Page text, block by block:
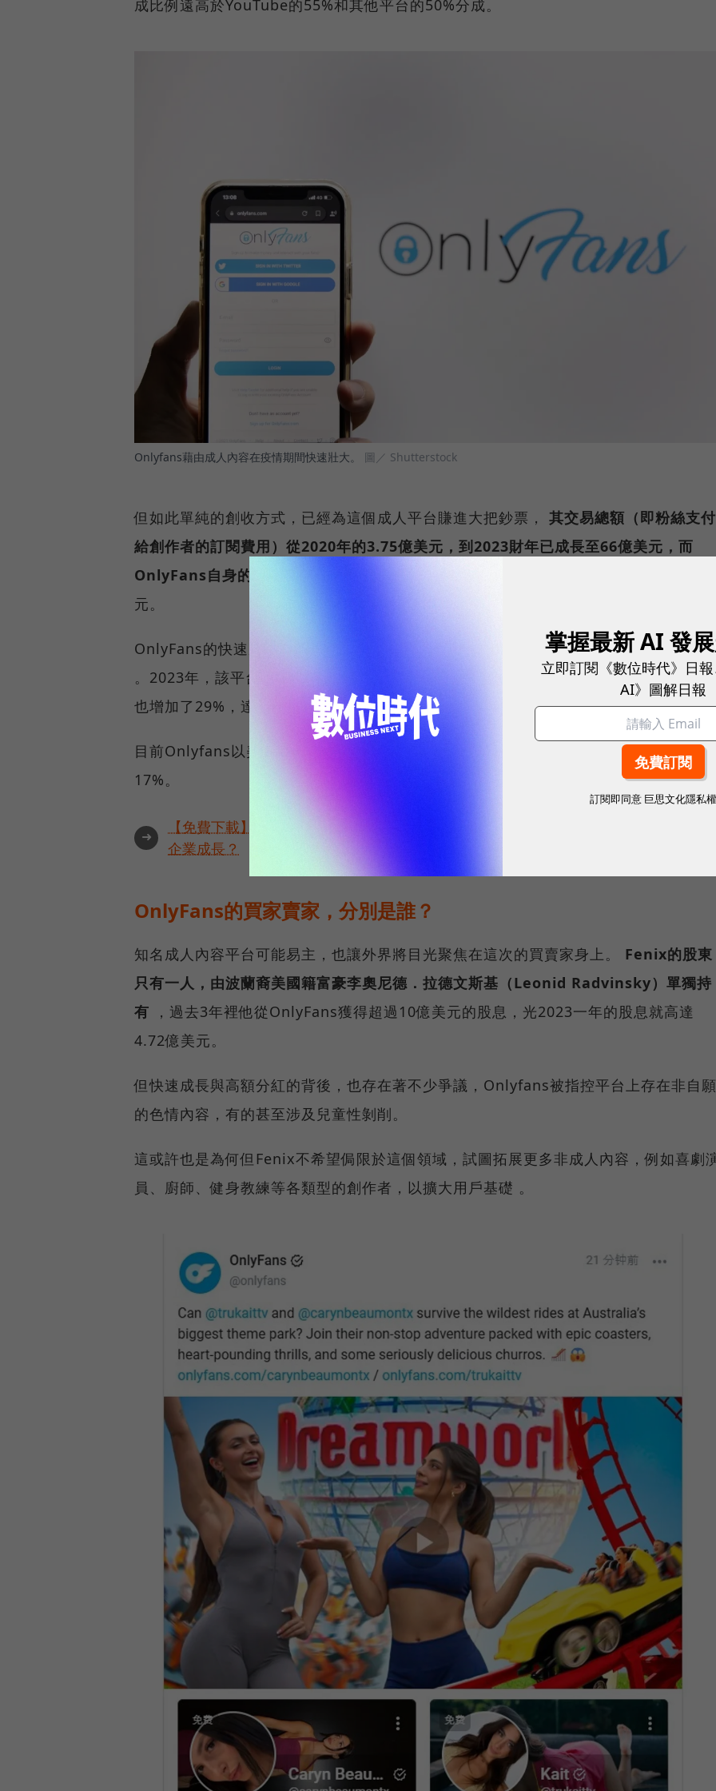
成比例遠高於YouTube的55%和其他平台的50%分成。
Onlyfans藉由成人內容在疫情期間快速壯大。 圖／ Shutterstock
但如此單純的創收方式，已經為這個成人平台賺進大把鈔票， 其交易總額（即粉絲支付
給創作者的訂閱費用）從2020年的3.75億美元，到2023財年已成長至66億美元，而
OnlyFans自身的營收在2023年也達到13億美元的歷史新高，
元。
OnlyFans的快速成長，不僅僅體現在營收上，用戶數和創作者數量也呈現爆炸性增長
。2023年，該平台的用戶帳號數量增加了28%，達到的3.05億 。同時，創作者帳號數
也增加了29%，達到410萬 。
目前Onlyfans以美國市場為主，貢獻高達66%收入，歐洲約16%，其他地區則合計約
17%。
➜
【免費下載】全球 4,050 位銷售專業人士調查報告！AI 如何改變商機開發、客戶經營與
企業成長？
OnlyFans的買家賣家，分別是誰？
知名成人內容平台可能易主，也讓外界將目光聚焦在這次的買賣家身上。 Fenix的股東
只有一人，由波蘭裔美國籍富豪李奧尼德．拉德文斯基（Leonid Radvinsky）單獨持
有 ，過去3年裡他從OnlyFans獲得超過10億美元的股息，光2023一年的股息就高達
4.72億美元。
但快速成長與高額分紅的背後，也存在著不少爭議，Onlyfans被指控平台上存在非自願
的色情內容，有的甚至涉及兒童性剝削。
這或許也是為何但Fenix不希望侷限於這個領域，試圖拓展更多非成人內容，例如喜劇
員、廚師、健身教練等各類型的創作者，以擴大用戶基礎 。
掌握最新 AI 發展
立即訂閱《數位時代》日
AI》圖解日報
訂閱即同意 巨思文化隱私